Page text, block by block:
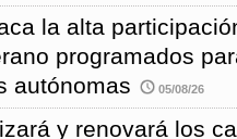
la alta
programados
autónomas
05/08/26
y renovará los